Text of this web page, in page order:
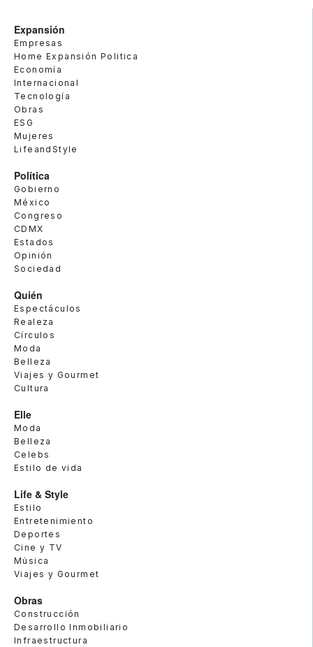
Expansión
Empresas
Home Expansión Politica
Economía
Internacional
Tecnología
Obras
ESG
Mujeres
LifeandStyle
Política
Gobierno
México
Congreso
CDMX
Estados
Opinión
Sociedad
Quién
Espectáculos
Realeza
Círculos
Moda
Belleza
Viajes y Gourmet
Cultura
Elle
Moda
Belleza
Celebs
Estilo de vida
Life & Style
Estilo
Entretenimiento
Deportes
Cine y TV
Música
Viajes y Gourmet
Obras
Construcción
Desarrollo Inmobiliario
Infraestructura